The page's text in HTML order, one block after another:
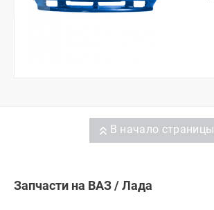
В начало страницы
Запчасти на ВАЗ / Лада